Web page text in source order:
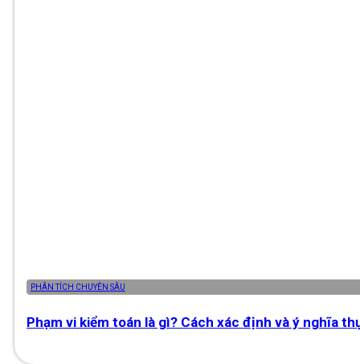
PHÂN TÍCH CHUYÊN SÂU
Phạm vi kiểm toán là gì? Cách xác định và ý nghĩa